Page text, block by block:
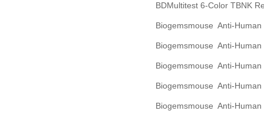
BDMultitest 6-Color TBNK
Biogemsmouse Anti-Human
Biogemsmouse Anti-Human
Biogemsmouse Anti-Human
Biogemsmouse Anti-Human
Biogemsmouse Anti-Human